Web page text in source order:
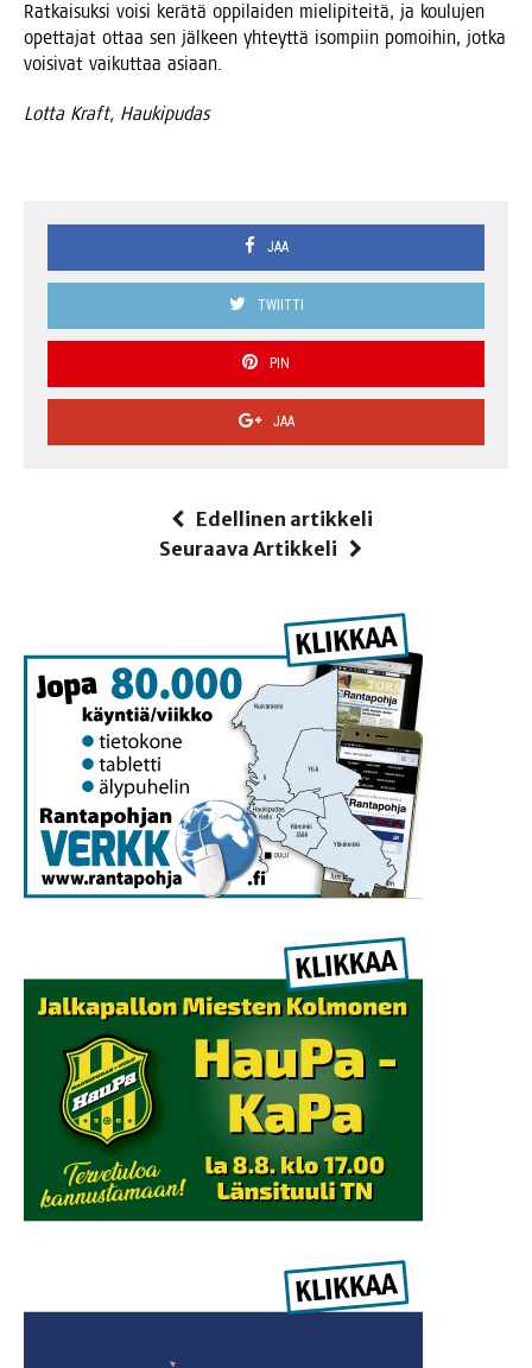
Rat­kai­suk­si voi­si kerä­tä oppi­lai­den mie­li­pi­tei­tä, ja kou­lu­jen
opet­ta­jat ottaa sen jäl­keen yhteyt­tä isom­piin pomoi­hin, jot­ka
voi­si­vat vai­kut­taa asiaan.
Lot­ta Kraft, Haukipudas
JAA
TWIITTI
PIN
JAA
Edellinen artikkeli
Seuraava Artikkeli